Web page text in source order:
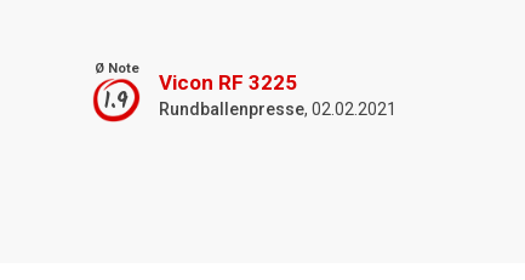
Ø Note
1.9
Vicon RF 3225
Rundballenpresse, 02.02.2021